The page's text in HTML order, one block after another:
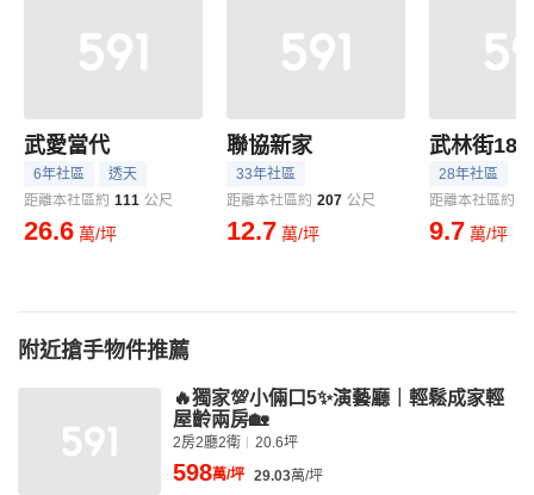
武愛當代
6年社區
透天
距離本社區約 111 公尺
26.6 萬/坪
聯協新家
33年社區
距離本社區約 207 公尺
12.7 萬/坪
武林街18
28年社區
距離本社區約
9.7 萬/坪
附近搶手物件推薦
🔥獨家💯小倆口5✨演藝廳｜輕鬆成家輕
屋齡兩房🏡
2房2廳2衛 20.6坪
598萬/坪 29.03萬/坪